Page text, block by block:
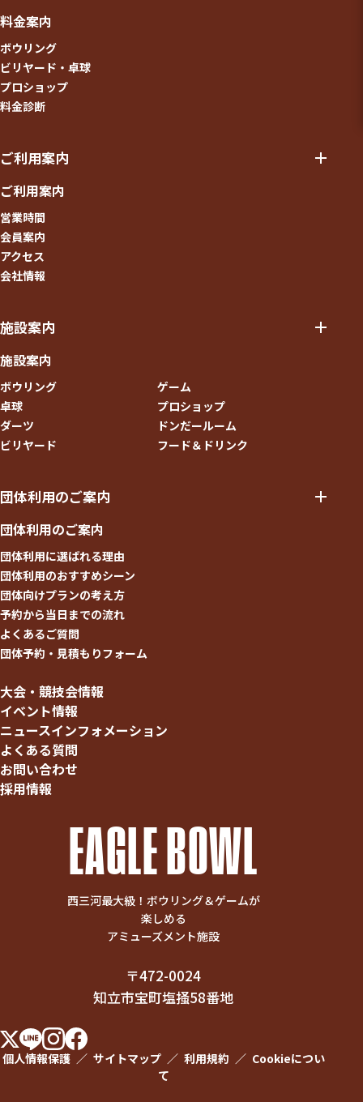
料金案内
ボウリング
ビリヤード・卓球
プロショップ
料金診断
ご利用案内
ご利用案内
営業時間
会員案内
アクセス
会社情報
施設案内
施設案内
ボウリング
卓球
ダーツ
ビリヤード
ゲーム
プロショップ
ドンだールーム
フード＆ドリンク
団体利用のご案内
団体利用のご案内
団体利用に選ばれる理由
団体利用のおすすめシーン
団体向けプランの考え方
予約から当日までの流れ
よくあるご質問
団体予約・見積もりフォーム
大会・競技会情報
イベント情報
ニュースインフォメーション
よくある質問
お問い合わせ
採用情報
EAGLE BOWL
西三河最大級！ボウリング＆ゲームが
楽しめる
アミューズメント施設
〒472-0024
知立市宝町塩掻58番地
個人情報保護 ／ サイトマップ ／ 利用規約 ／ Cookieについ
て